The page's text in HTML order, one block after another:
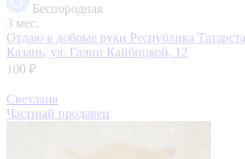
Беспородная
3 мес.
Отдаю в добрые руки Республика
Казань, ул. Галии Кайбицкой, 12
100 ₽
Светлана
Частный продавец